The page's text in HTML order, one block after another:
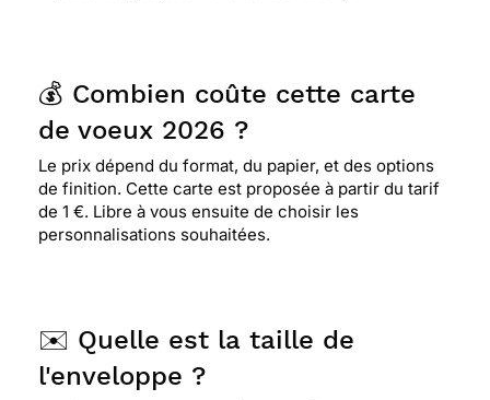
couleurs sous marines.
⭐⭐⭐⭐
Le 22/12/2012 : Cette carte est gaie et
représente la vie
⭐⭐⭐⭐
Le 06/01/2012 : Cette carte inspire la
sérénité et mon correspondant en à bien besoin
💰 Combien coûte cette carte
de voeux 2026 ?
Le prix dépend du format, du papier, et des options
de finition. Cette carte est proposée à partir du tarif
de 1 €. Libre à vous ensuite de choisir les
personnalisations souhaitées.
✉️ Quelle est la taille de
l'enveloppe ?